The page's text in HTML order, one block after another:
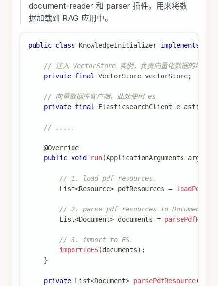
document-reader 和 parser 插件。用来将数
据加载到 RAG 应用中。
public class KnowledgeInitializer implements
// 注入 VectorStore 实例，负责向量化数据的增查操
private final VectorStore vectorStore;
// 向量数据库客户端，此处使用 es
private final ElasticsearchClient
// .....
@Override
public void run(ApplicationArguments args
// 1. load pdf resources.
List<Resource> pdfResources =
// 2. parse pdf resources to Documents.
List<Document> documents =
// 3. import to ES.
importToES(documents) ;
}
private List<Document> parsePdfResource(